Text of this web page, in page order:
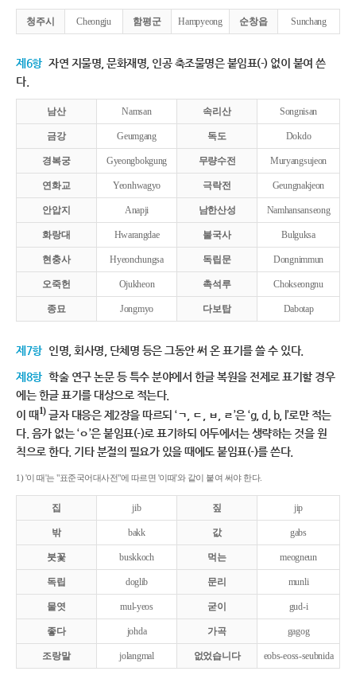
청주시 Cheongju 함평군 Hampyeong 순창읍 Sunchang
제6항 자연 지물명, 문화재명, 인공 축조물명은 붙임표(-) 없이 붙여 쓴
다.
남산 Namsan 속리산 Songnisan
금강 Geumgang 독도 Dokdo
경복궁 Gyeongbokgung 무량수전 Muryangsujeon
연화교 Yeonhwagyo 극락전 Geungnakjeon
안압지 Anapji 남한산성 Namhansanseong
화랑대 Hwarangdae 불국사 Bulguksa
현충사 Hyeonchungsa 독립문 Dongnimmun
오죽헌 Ojukheon 촉석루 Chokseongnu
종묘 Jongmyo 다보탑 Dabotap
제7항 인명, 회사명, 단체명 등은 그동안 써 온 표기를 쓸 수 있다.
제8항 학술 연구 논문 등 특수 분야에서 한글 복원을 전제로 표기할 경우
에는 한글 표기를 대상으로 적는다.
이 때1)글자 대응은 제2장을 따르되 ‘ㄱ, ㄷ, ㅂ, ㄹ’은 ‘g, d, b, l’로만 적는
다. 음가 없는 ‘ㅇ’은 붙임표(-)로 표기하되 어두에서는 생략하는 것을 원
칙으로 한다. 기타 분절의 필요가 있을 때에도 붙임표(-)를 쓴다.
1) '이 때'는 "표준국어대사전"에 따르면 '이때'와 같이 붙여 써야 한다.
집 jib 짚 jip
밖 bakk 값 gabs
붓꽃 buskkoch 먹는 meogneun
독립 doglib 문리 munli
물엿 mul-yeos 굳이 gud-i
좋다 johda 가곡 gagog
조랑말 jolangmal 없었습니다 eobs-eoss-seubnida